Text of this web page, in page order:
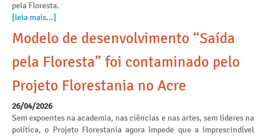
pela Floresta.
[leia mais...]
Modelo de desenvolvimento “Saída
pela Floresta” foi contaminado pelo
Projeto Florestania no Acre
26/04/2026
Sem expoentes na academia, nas ciências e nas artes, sem líderes na
política, o Projeto Florestania agora impede que a imprescindível